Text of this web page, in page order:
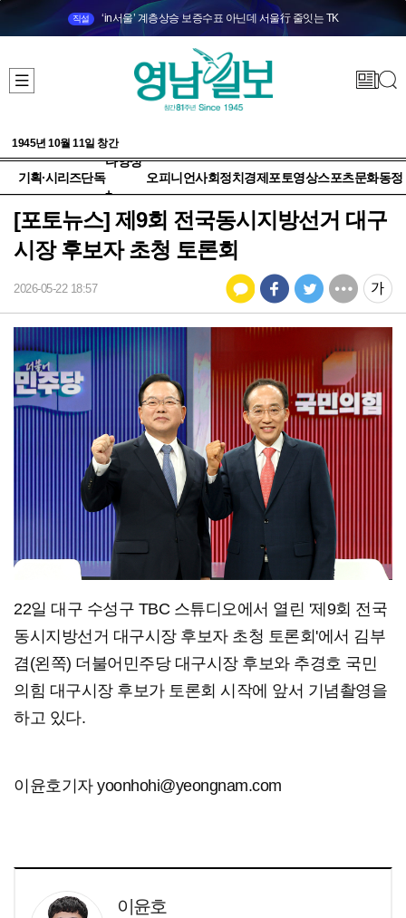
직설 ‘in서울’ 계층상승 보증수표 아닌데 서울行 줄잇는 TK
1945년 10월 11일 창간
기획·시리즈단독
다양성
+
오피니언사회정치 경제 포토영상스포츠문화동정
[포토뉴스] 제9회 전국동시지방선거 대구
시장 후보자 초청 토론회
2026-05-22 18:57
22일 대구 수성구 TBC 스튜디오에서 열린 '제9회 전국
동시지방선거 대구시장 후보자 초청 토론회'에서 김부
겸(왼쪽) 더불어민주당 대구시장 후보와 추경호 국민
의힘 대구시장 후보가 토론회 시작에 앞서 기념촬영을
하고 있다.
이윤호기자 yoonhohi@yeongnam.com
이윤호